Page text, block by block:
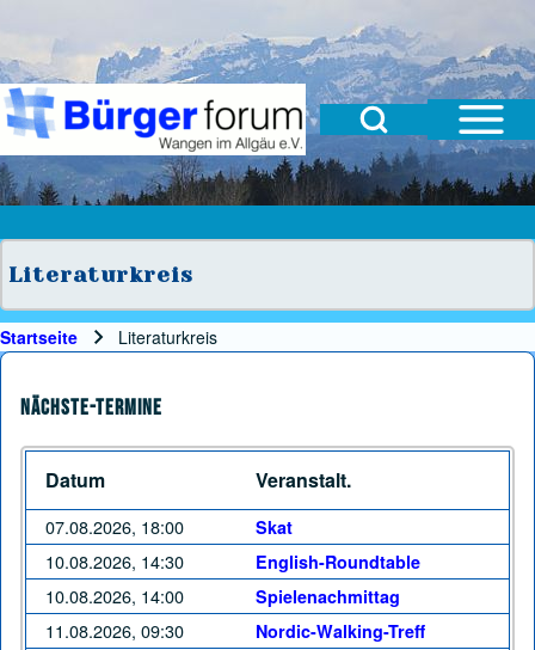
Suche Schließen
Suchformular
Suche
Open Sidebar
Open Search Block
Literaturkreis
Pfadnavigation
Startseite Literaturkreis
Nächste-Termine
Datum Veranstalt.
07.08.2026, 18:00 Skat
10.08.2026, 14:30 English-Roundtable
10.08.2026, 14:00 Spielenachmittag
11.08.2026, 09:30 Nordic-Walking-Treff